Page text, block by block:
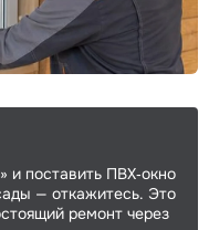
и поставить ПВХ‑окно
— откажитесь. Это
ремонт через